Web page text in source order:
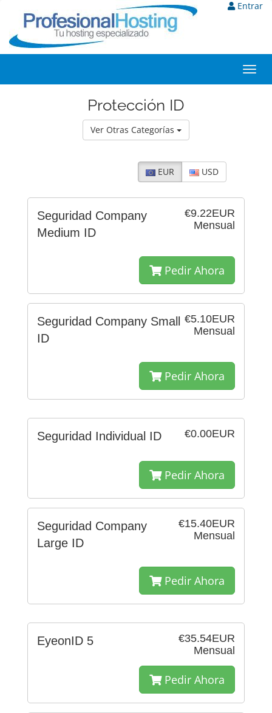
Entrar
Protección ID
Ver Otras Categorías
EUR USD
€9.22EUR
Mensual
Seguridad Company
Medium ID
Pedir Ahora
€5.10EUR
Mensual
Seguridad Company Small
ID
Pedir Ahora
€0.00EUR
Seguridad Individual ID
Pedir Ahora
€15.40EUR
Mensual
Seguridad Company
Large ID
Pedir Ahora
€35.54EUR
Mensual
EyeonID 5
Pedir Ahora